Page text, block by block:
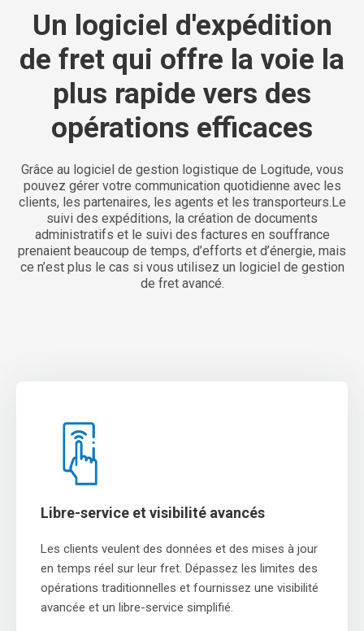
Un logiciel d'expédition
de fret qui offre la voie la
plus rapide vers des
opérations efficaces
Grâce au logiciel de gestion logistique de Logitude, vous
pouvez gérer votre communication quotidienne avec les
clients, les partenaires, les agents et les transporteurs.Le
suivi des expéditions, la création de documents
administratifs et le suivi des factures en souffrance
prenaient beaucoup de temps, d’efforts et d’énergie, mais
ce n’est plus le cas si vous utilisez un logiciel de gestion
de fret avancé.
Libre-service et visibilité avancés
Les clients veulent des données et des mises à jour
en temps réel sur leur fret. Dépassez les limites des
opérations traditionnelles et fournissez une visibilité
avancée et un libre-service simplifié.